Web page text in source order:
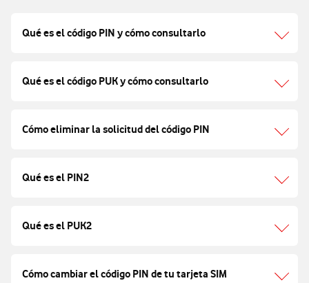
Qué es el código PIN y cómo consultarlo
Qué es el código PUK y cómo consultarlo
Cómo eliminar la solicitud del código PIN
Qué es el PIN2
Qué es el PUK2
Cómo cambiar el código PIN de tu tarjeta SIM